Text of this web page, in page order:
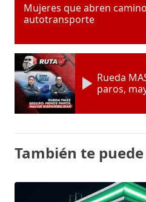
Mujeres que abren
autotransporte
Rueda
paros,
También te